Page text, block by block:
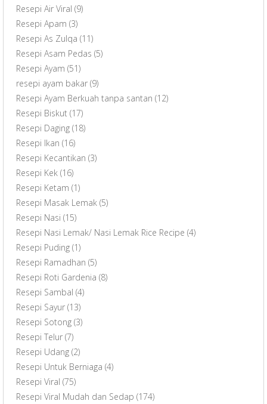
Resepi Air Viral (9)
Resepi Apam (3)
Resepi As Zulqa (11)
Resepi Asam Pedas (5)
Resepi Ayam (51)
resepi ayam bakar (9)
Resepi Ayam Berkuah tanpa santan (12)
Resepi Biskut (17)
Resepi Daging (18)
Resepi Ikan (16)
Resepi Kecantikan (3)
Resepi Kek (16)
Resepi Ketam (1)
Resepi Masak Lemak (5)
Resepi Nasi (15)
Resepi Nasi Lemak/ Nasi Lemak Rice Recipe (4)
Resepi Puding (1)
Resepi Ramadhan (5)
Resepi Roti Gardenia (8)
Resepi Sambal (4)
Resepi Sayur (13)
Resepi Sotong (3)
Resepi Telur (7)
Resepi Udang (2)
Resepi Untuk Berniaga (4)
Resepi Viral (75)
Resepi Viral Mudah dan Sedap (174)